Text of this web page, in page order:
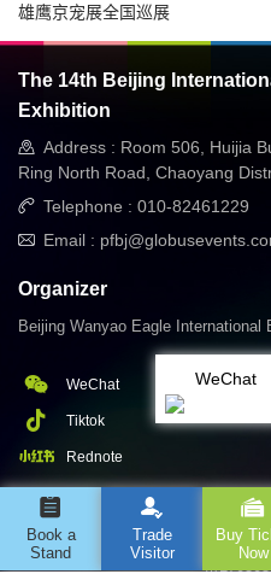
雄鹰京宠展全国巡展
The 14th Beijing
Exhibition
Address : Room 506, Huijia
Ring North Road, Chaoyang
Telephone : 010-82461229
Email :
Organizer
Beijing Wanyao Eagle International
WeChat
Tiktok
Rednote
WeChat
Copyright@ Beijing Wanyao
All rights reserved for the 14th
Book a
Stand
Trade
Visitor
Buy
Now